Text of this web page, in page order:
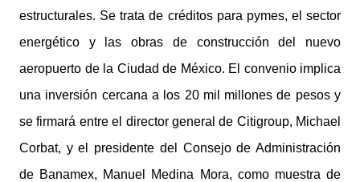
estructurales. Se trata de créditos para pymes, el sector
energético y las obras de construcción del nuevo
aeropuerto de la Ciudad de México. El convenio implica
una inversión cercana a los 20 mil millones de pesos y
se firmará entre el director general de Citigroup, Michael
Corbat, y el presidente del Consejo de Administración
de Banamex, Manuel Medina Mora, como muestra de